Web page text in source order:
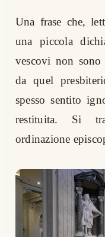
Una frase che,
una piccola
vescovi non sono
da quel
spesso sentito
restituita. Si
ordinazione